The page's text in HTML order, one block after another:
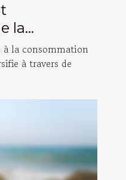
la
contenu
payant
à la consommation
à travers de